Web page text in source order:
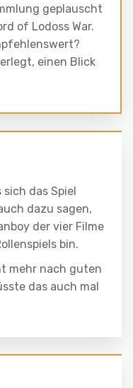
geplauscht
of Lodoss War.
einen Blick
das Spiel
dazu sagen,
der vier Filme
bin.
mehr nach guten
das auch mal